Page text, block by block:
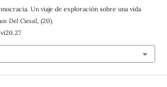
Un viaje de exploración sobre una vida
Del Ciesal, (20).